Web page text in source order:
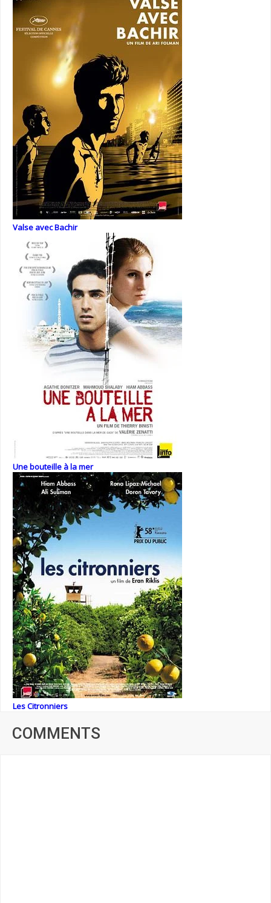
Valse avec Bachir
Une bouteille à la mer
Les Citronniers
COMMENTS